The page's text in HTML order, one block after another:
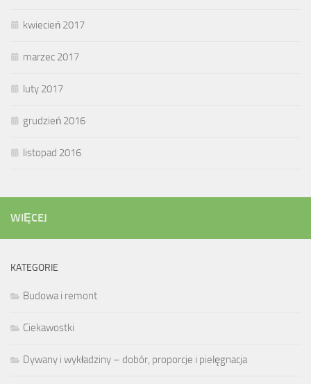
kwiecień 2017
marzec 2017
luty 2017
grudzień 2016
listopad 2016
WIĘCEJ
KATEGORIE
Budowa i remont
Ciekawostki
Dywany i wykładziny – dobór, proporcje i pielęgnacja